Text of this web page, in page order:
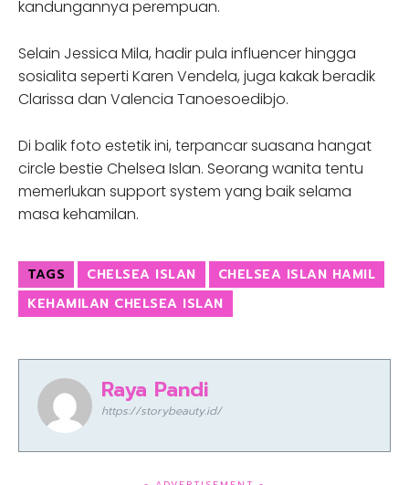
kandungannya perempuan.
Selain Jessica Mila, hadir pula influencer hingga
sosialita seperti Karen Vendela, juga kakak beradik
Clarissa dan Valencia Tanoesoedibjo.
Di balik foto estetik ini, terpancar suasana hangat
circle bestie Chelsea Islan. Seorang wanita tentu
memerlukan support system yang baik selama
masa kehamilan.
TAGS CHELSEA ISLAN
CHELSEA ISLAN HAMIL
KEHAMILAN CHELSEA ISLAN
Raya Pandi
https://storybeauty.id/